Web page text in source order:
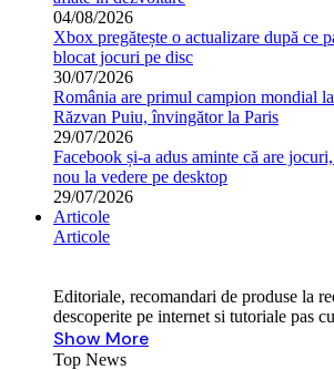
04/08/2026
Xbox pregătește o actualizare după ce
blocat jocuri pe disc
30/07/2026
România are primul campion mondial
Răzvan Puiu, învingător la Paris
29/07/2026
Facebook și-a adus aminte că are
nou la vedere pe desktop
29/07/2026
Articole
Articole
Editoriale, recomandari de produse la
descoperite pe internet si tutoriale pas
Show More
Top News